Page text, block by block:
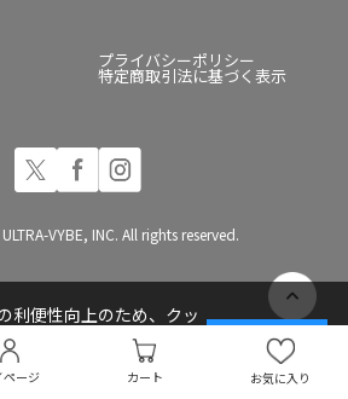
ページ カート お気に入り
プライバシーポリシー
特定商取引法に基づく表示
VYBE, INC. All rights reserved.
利便性向上のため、クッ
います
承諾する